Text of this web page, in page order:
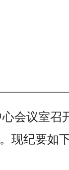
会议室召
现纪要如下